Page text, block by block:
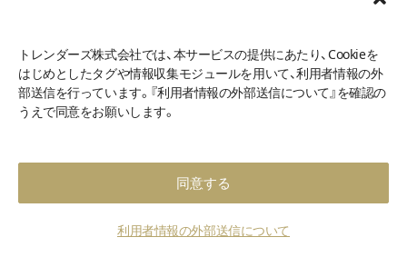
トレンダーズ株式会社では、本サービスの提供にあたり、Cookieを
はじめとしたタグや情報収集モジュールを用いて、利用者情報の外
部送信を行っています。『利用者情報の外部送信について』を確認の
うえで同意をお願いします。
同意する
利用者情報の外部送信について